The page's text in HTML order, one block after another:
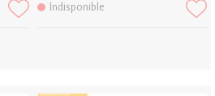
Indisponible